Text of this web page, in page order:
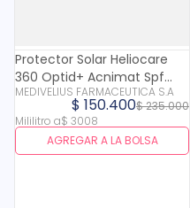
Protector Solar Heliocare
360 Optid+ Acnimat Spf
50+ X 50 Ml
MEDIVELIUS FARMACEUTICA S.A
$235.000
$ 150.400
Mililitro a$ 3008
AGREGAR A LA BOLSA